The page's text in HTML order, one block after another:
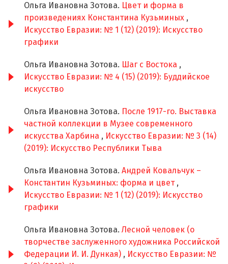
Ольга Ивановна Зотова. Цвет и форма в
произведениях Константина Кузьминых ,
Искусство Евразии: № 1 (12) (2019): Искусство
графики
Ольга Ивановна Зотова. Шаг с Востока ,
Искусство Евразии: № 4 (15) (2019): Буддийское
искусство
Ольга Ивановна Зотова. После 1917-го. Выставка
частной коллекции в Музее современного
искусства Харбина , Искусство Евразии: № 3 (14)
(2019): Искусство Республики Тыва
Ольга Ивановна Зотова. Андрей Ковальчук –
Константин Кузьминых: форма и цвет ,
Искусство Евразии: № 1 (12) (2019): Искусство
графики
Ольга Ивановна Зотова. Лесной человек (о
творчестве заслуженного художника Российской
Федерации И. И. Дункая) , Искусство Евразии: №